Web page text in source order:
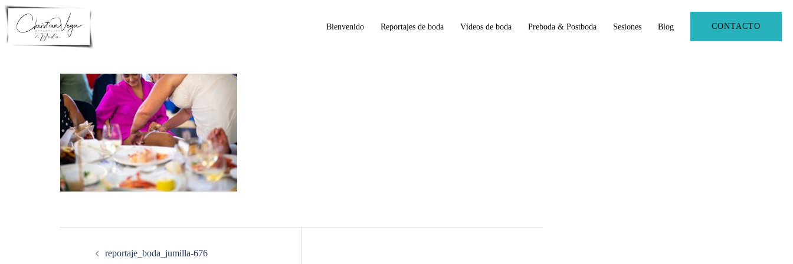
Saltar
al
contenido
Bienvenido Reportajes de boda Vídeos de boda Preboda & Postboda Sesiones Blog CONTACTO
reportaje_boda_jumilla-676